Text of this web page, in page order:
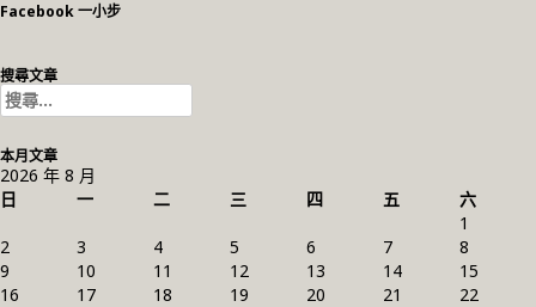
Facebook 一小步
搜尋文章
搜
尋
關
鍵
字:
本月文章
2026 年 8 月
日
一 二 三 四 五
六
1
2
3 4 5 6 7
8
9
10 11 12 13 14
15
16
17 18 19 20 21 22